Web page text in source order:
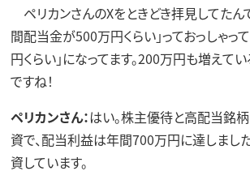
ペリカンさんのXをときどき拝見してたん
間配当金が500万円くらい」っておっしゃっ
円くらい」になってます。200万円も増えてい
ですね！
ペリカンさん：はい。株主優待と高配当銘
資で、配当利益は年間700万円に達しまし
資しています。